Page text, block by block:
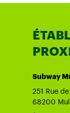
Subway
251 Rue
68200